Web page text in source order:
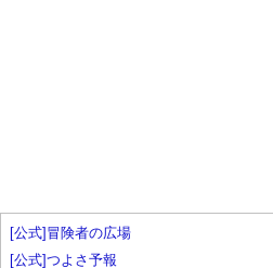
[公式]冒険者の広場
[公式]つよさ予報